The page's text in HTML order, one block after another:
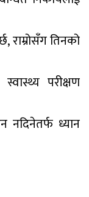
राम्रोसँग तिनको
परीक्षण
ध्यान